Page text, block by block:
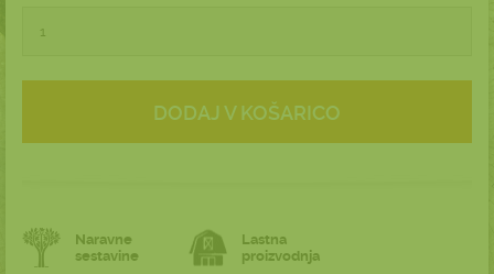
DODAJ V KOŠARICO
Naravne
sestavine
Lastna
proizvodnja